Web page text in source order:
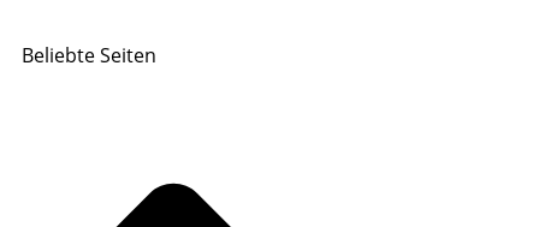
Beliebte Seiten